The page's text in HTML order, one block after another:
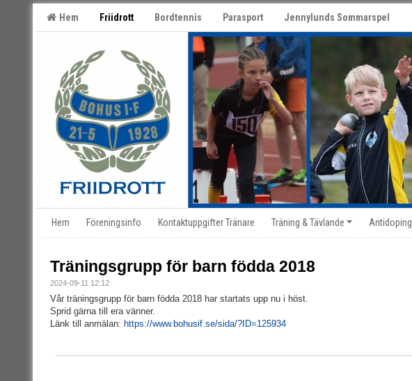
Hem Friidrott Bordtennis Parasport Jennylunds Sommarspel
Hem Föreningsinfo Kontaktuppgifter Tränare Träning & Tävlande Antidoping
Träningsgrupp för barn födda 2018
2024-09-11 12:12
Vår träningsgrupp för barn födda 2018 har startats upp nu i höst.
Sprid gärna till era vänner.
Länk till anmälan: https://www.bohusif.se/sida/?ID=125934